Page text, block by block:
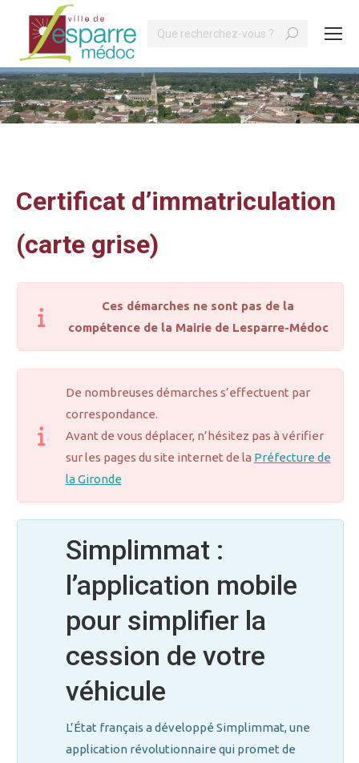
Search:
Vous êtes ici :
Certificat d’immatriculation
(carte grise)
Ces démarches ne sont pas de la
compétence de la Mairie de Lesparre-Médoc
De nombreuses démarches s’effectuent par
correspondance.
Avant de vous déplacer, n’hésitez pas à vérifier
sur les pages du site internet de la Préfecture de
la Gironde
Simplimmat :
l’application mobile
pour simplifier la
cession de votre
véhicule
L’État français a développé Simplimmat, une
application révolutionnaire qui promet de